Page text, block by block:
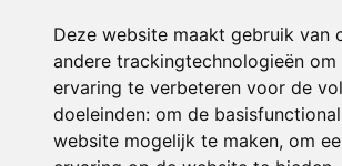
Deze website maakt gebruik van
andere trackingtechnologieën
ervaring te verbeteren voor de
doeleinden: om de
website mogelijk te maken, om